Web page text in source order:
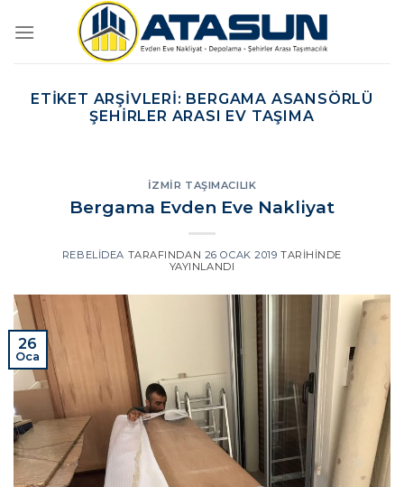
atla
ETIKET ARŞIVLERI: BERGAMA ASANSÖRLÜ
ŞEHIRLER ARASI EV TAŞIMA
İZMIR TAŞIMACILIK
Bergama Evden Eve Nakliyat
REBELIDEA TARAFINDAN 26 OCAK 2019 TARIHINDE
YAYINLANDI
26
Oca